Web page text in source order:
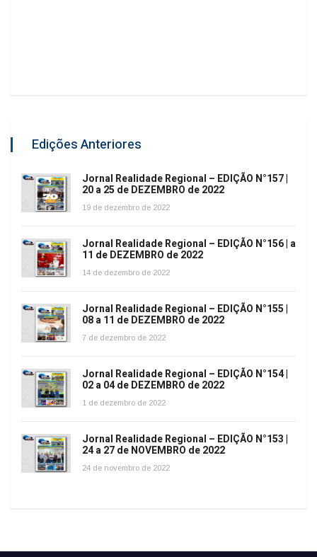
Edições Anteriores
Jornal Realidade Regional – EDIÇÃO N°157 |
20 a 25 de DEZEMBRO de 2022
19 de dezembro de 2022
Jornal Realidade Regional – EDIÇÃO N°156 | a
11 de DEZEMBRO de 2022
14 de dezembro de 2022
Jornal Realidade Regional – EDIÇÃO N°155 |
08 a 11 de DEZEMBRO de 2022
7 de dezembro de 2022
Jornal Realidade Regional – EDIÇÃO N°154 |
02 a 04 de DEZEMBRO de 2022
1 de dezembro de 2022
Jornal Realidade Regional – EDIÇÃO N°153 |
24 a 27 de NOVEMBRO de 2022
24 de novembro de 2022